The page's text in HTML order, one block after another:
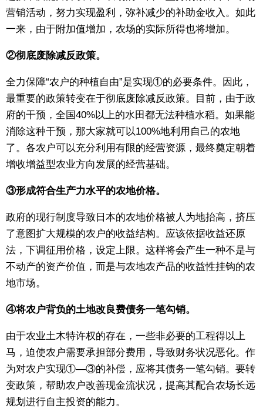
营销活动，努力实现盈利，弥补减少的补助金收入。如此
一来，由于附加值增加，农场的实际所得也将增加。
②彻底废除减反政策。
全力保障“农户的种植自由”是实现①的必要条件。因此，
最重要的政策转变在于彻底废除减反政策。目前，由于政
府的干预，全国40%以上的水田都无法种植水稻。如果能
消除这种干预，那大家就可以100%地利用自己的农地
了。各农户可以充分利用有限的经营资源，最终奠定朝着
增收增益型农业方向发展的经营基础。
③形成符合生产力水平的农地价格。
政府的现行制度导致日本的农地价格被人为地抬高，挤压
了意图扩大规模的农户的收益结构。应该依据收益还原
法，下调征用价格，设定上限。这样将会产生一种不是与
不动产的资产价值，而是与农地农产品的收益性挂钩的农
地市场。
④将农户背负的土地改良费债务一笔勾销。
由于农业土木特许权的存在，一些非必要的工程得以上
马，迫使农户需要承担部分费用，导致财务状况恶化。作
为对农户实现①—③的补偿，应将其债务一笔勾销。要转
变政策，帮助农户改善现金流状况，提高其配合农场长远
规划进行自主投资的能力。